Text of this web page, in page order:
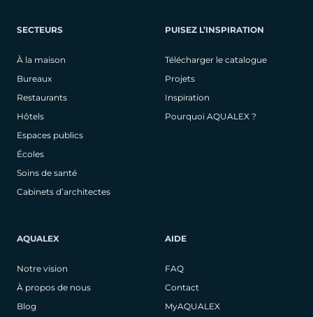
SECTEURS
À la maison
Bureaux
Restaurants
Hôtels
Espaces publics
Écoles
Soins de santé
Cabinets d’architectes
PUISEZ L’INSPIRATION
Télécharger le catalogue
Projets
Inspiration
Pourquoi AQUALEX ?
AQUALEX
Notre vision
À propos de nous
Blog
AIDE
FAQ
Contact
MyAQUALEX